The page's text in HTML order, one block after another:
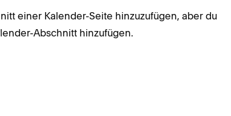
einer Kalender-Seite hinzuzufügen, aber du
Abschnitt hinzufügen.